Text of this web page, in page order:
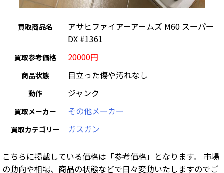
買取商品名
アサヒファイアーアームズ M60 スーパー
DX #1361
買取参考価格 20000円
商品状態 目立った傷や汚れなし
動作 ジャンク
買取メーカー その他メーカー
買取カテゴリー ガスガン
こちらに掲載している価格は「参考価格」となります。 市場
の動向や相場、商品の状態などで日々変動いたしますのでご